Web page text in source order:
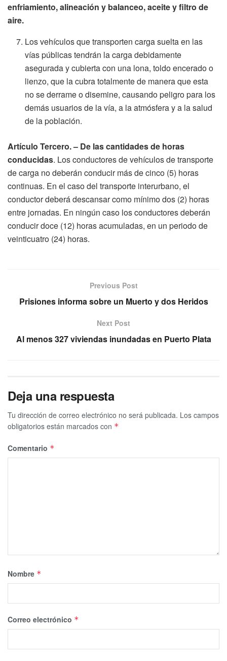
enfriamiento, alineación y balanceo, aceite y filtro de
aire.
Los vehículos que transporten carga suelta en las
vías públicas tendrán la carga debidamente
asegurada y cubierta con una lona, toldo encerado o
lienzo, que la cubra totalmente de manera que esta
no se derrame o disemine, causando peligro para los
demás usuarios de la vía, a la atmósfera y a la salud
de la población.
Artículo Tercero. – De las cantidades de horas
conducidas. Los conductores de vehículos de transporte
de carga no deberán conducir más de cinco (5) horas
continuas. En el caso del transporte interurbano, el
conductor deberá descansar como mínimo dos (2) horas
entre jornadas. En ningún caso los conductores deberán
conducir doce (12) horas acumuladas, en un periodo de
veinticuatro (24) horas.
Previous Post
Prisiones informa sobre un Muerto y dos Heridos
Next Post
Al menos 327 viviendas inundadas en Puerto Plata
Deja una respuesta
Tu dirección de correo electrónico no será publicada. Los campos
obligatorios están marcados con *
Comentario *
Nombre *
Correo electrónico *